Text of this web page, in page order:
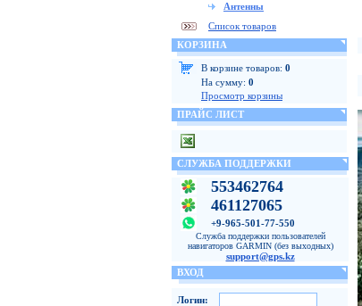
Антенны
Список товаров
КОРЗИНА
В корзине товаров: 0
На сумму: 0
Просмотр корзины
ПРАЙС ЛИСТ
СЛУЖБА ПОДДЕРЖКИ
553462764
461127065
+9-965-501-77-550
Служба поддержки пользователей
навигаторов GARMIN (без выходных)
support@gps.kz
ВХОД
Логин: